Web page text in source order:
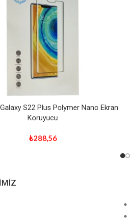
S22 Plus Polymer Nano Ekran
Koruyucu
₺288,56